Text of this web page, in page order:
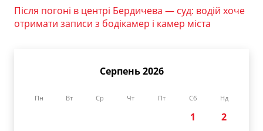
Після погоні в центрі Бердичева — суд: водій хоче
отримати записи з бодікамер і камер міста
Серпень 2026
Пн Вт Ср Чт Пт Сб Нд
1
2